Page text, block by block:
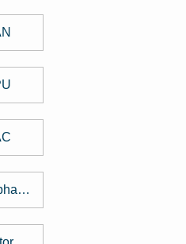
Dampfphasenlöten